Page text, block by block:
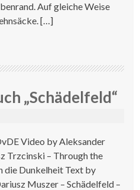
Auf gleiche Weise
[…]
„Schädelfeld“
Video by Aleksander
Trzcinski – Through the
die Dunkelheit Text by
Muszer – Schädelfeld –